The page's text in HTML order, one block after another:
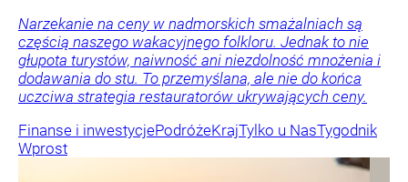
Narzekanie na ceny w nadmorskich smażalniach są
częścią naszego wakacyjnego folkloru. Jednak to nie
głupota turystów, naiwność ani niezdolność mnożenia i
dodawania do stu. To przemyślana, ale nie do końca
uczciwa strategia restauratorów ukrywających ceny.
Finanse i inwestycjePodróżeKrajTylko u NasTygodnik
Wprost